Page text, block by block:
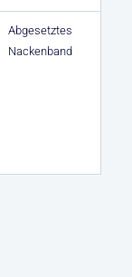
Abgesetztes
Nackenband